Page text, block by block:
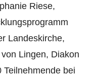
Riese,
Landeskirche,
Lingen, Diakon
bei